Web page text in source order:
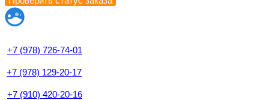
+7 (978) 726-74-01
+7 (978) 129-20-17
+7 (910) 420-20-16